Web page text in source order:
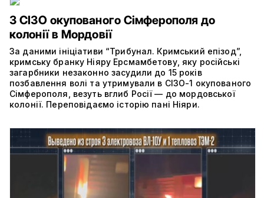
З СІЗО окупованого Сімферополя до
колонії в Мордовії
За даними ініціативи “Трибунал. Кримський епізод”,
кримську бранку Ніяру Ерсмамбетову, яку російські
загарбники незаконно засудили до 15 років
позбавлення волі та утримували в СІЗО-1 окупованого
Сімферополя, везуть вглиб Росії — до мордовської
колонії. Переповідаємо історію пані Ніяри.